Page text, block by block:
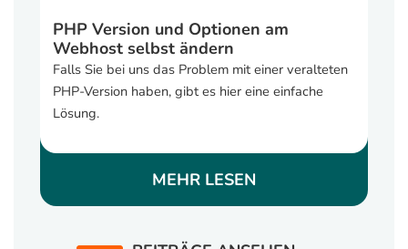
PHP Version und Optionen am
Webhost selbst ändern
Falls Sie bei uns das Problem mit einer veralteten
PHP-Version haben, gibt es hier eine einfache
Lösung.
MEHR LESEN